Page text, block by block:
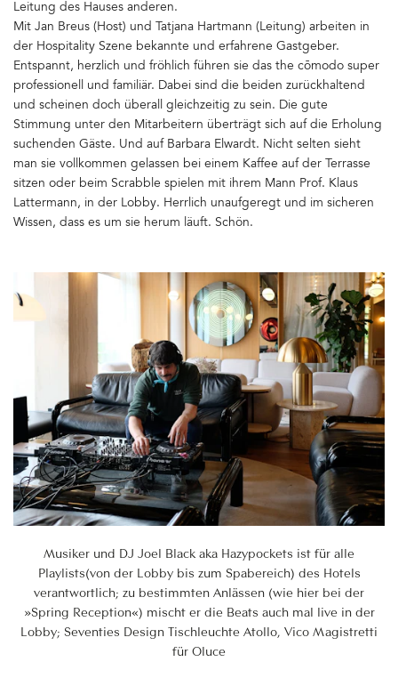
Leitung des Hauses anderen.
Mit Jan Breus (Host) und Tatjana Hartmann (Leitung) arbeiten in
der Hospitality Szene bekannte und erfahrene Gastgeber.
Entspannt, herzlich und fröhlich führen sie das the cōmodo super
professionell und familiär. Dabei sind die beiden zurückhaltend
und scheinen doch überall gleichzeitig zu sein. Die gute
Stimmung unter den Mitarbeitern überträgt sich auf die Erholung
suchenden Gäste. Und auf Barbara Elwardt. Nicht selten sieht
man sie vollkommen gelassen bei einem Kaffee auf der Terrasse
sitzen oder beim Scrabble spielen mit ihrem Mann Prof. Klaus
Lattermann, in der Lobby. Herrlich unaufgeregt und im sicheren
Wissen, dass es um sie herum läuft. Schön.
Musiker und DJ Joel Black aka Hazypockets ist für alle
Playlists(von der Lobby bis zum Spabereich) des Hotels
verantwortlich; zu bestimmten Anlässen (wie hier bei der
»Spring Reception«) mischt er die Beats auch mal live in der
Lobby; Seventies Design Tischleuchte Atollo, Vico Magistretti
für Oluce